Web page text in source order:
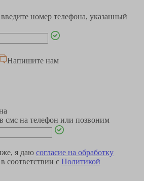
номер телефона, указанный
Напишите нам
смс на телефон или позвоним
я даю согласие на обработку
в соответствии с Политикой